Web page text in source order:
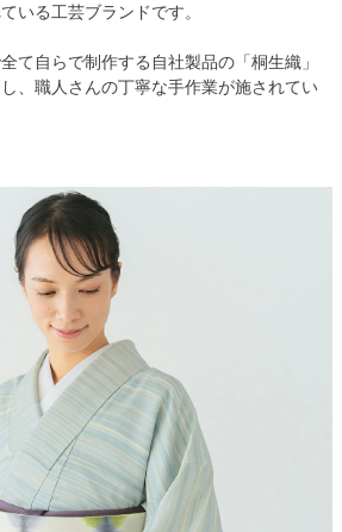
いる工芸ブランドです。
て自らで制作する自社製品の「桐生織」
、職人さんの丁寧な手作業が施されてい